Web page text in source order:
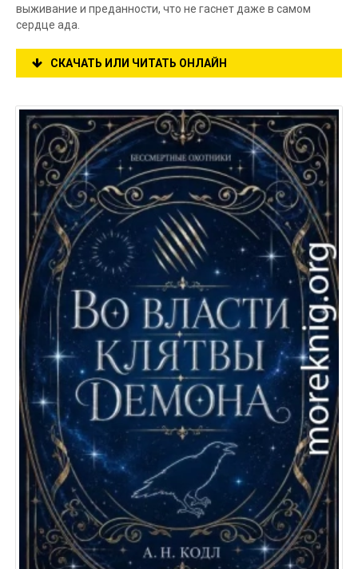
выживание и преданности, что не гаснет даже в самом
сердце ада.
СКАЧАТЬ ИЛИ ЧИТАТЬ ОНЛАЙН